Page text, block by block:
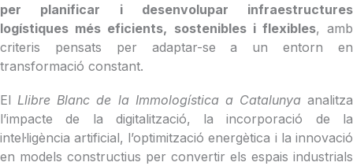
per planificar i desenvolupar infraestructures
logístiques més eficients, sostenibles i flexibles, amb
criteris pensats per adaptar-se a un entorn en
transformació constant.
El Llibre Blanc de la Immologística a Catalunyaanalitza
l’impacte de la digitalització, la incorporació de la
intel·ligència artificial, l’optimització energètica i la innovació
en models constructius per convertir els espais industrials